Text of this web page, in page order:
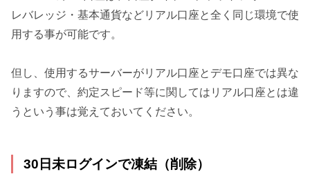
レバレッジ・基本通貨などリアル口座と全く同じ環境で使
用する事が可能です。
但し、使用するサーバーがリアル口座とデモ口座では異な
りますので、約定スピード等に関してはリアル口座とは違
うという事は覚えておいてください。
30日未ログインで凍結（削除）